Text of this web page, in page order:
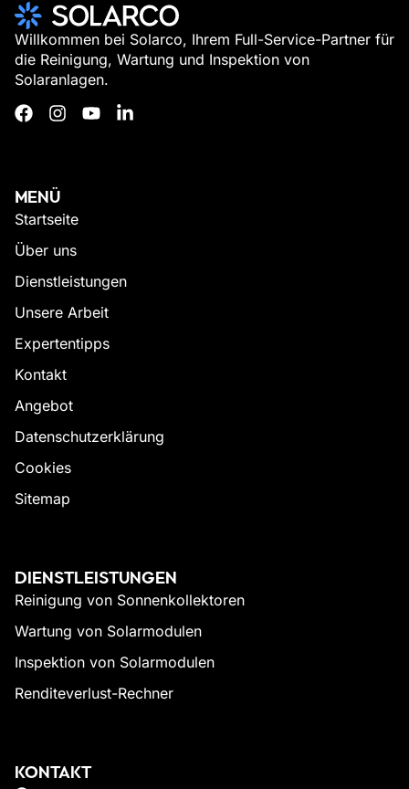
Willkommen bei Solarco, Ihrem Full-Service-Partner für
die Reinigung, Wartung und Inspektion von
Solaranlagen.
MENÜ
Startseite
Über uns
Dienstleistungen
Unsere Arbeit
Expertentipps
Kontakt
Angebot
Datenschutzerklärung
Cookies
Sitemap
DIENSTLEISTUNGEN
Reinigung von Sonnenkollektoren
Wartung von Solarmodulen
Inspektion von Solarmodulen
Renditeverlust-Rechner
KONTAKT